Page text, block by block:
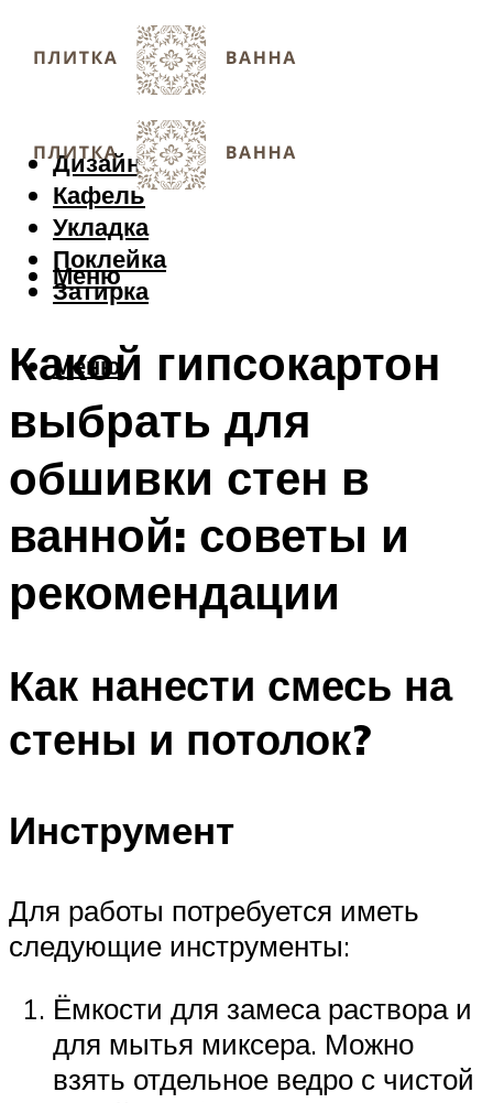
Дизайн
Кафель
Укладка
Поклейка
Затирка
Меню
Меню
Какой гипсокартон
выбрать для
обшивки стен в
ванной: советы и
рекомендации
Как нанести смесь на
стены и потолок?
Инструмент
Для работы потребуется иметь
следующие инструменты:
Ёмкости для замеса раствора и
для мытья миксера. Можно
взять отдельное ведро с чистой